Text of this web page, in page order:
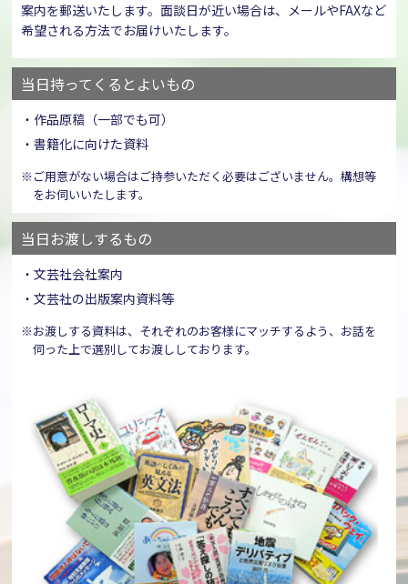
案内を郵送いたします。面談日が近い場合は、メールやFAXなど
希望される方法でお届けいたします。
当日持ってくるとよいもの
・作品原稿（一部でも可）
・書籍化に向けた資料
※ご用意がない場合はご持参いただく必要はございません。構想等
をお伺いいたします。
当日お渡しするもの
・文芸社会社案内
・文芸社の出版案内資料等
※お渡しする資料は、それぞれのお客様にマッチするよう、お話を
伺った上で選別してお渡ししております。